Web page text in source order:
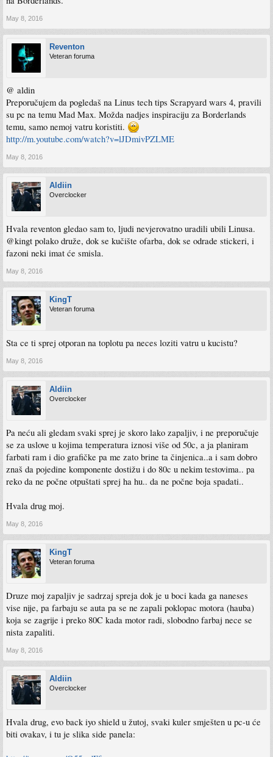
May 8, 2016
Reventon
Veteran foruma
@ aldin
Preporučujem da pogledaš na Linus tech tips Scrapyard wars 4, pravili
su pc na temu Mad Max. Možda nadjes inspiraciju za Borderlands
temu, samo nemoj vatru koristiti.
http://m.youtube.com/watch?v=lJDmivPZLME
May 8, 2016
Aldiin
Overclocker
Hvala reventon gledao sam to, ljudi nevjerovatno uradili ubili Linusa.
@kingt polako druže, dok se kučište ofarba, dok se odrade stickeri, i
fazoni neki imat će smisla.
May 8, 2016
KingT
Veteran foruma
Sta ce ti sprej otporan na toplotu pa neces loziti vatru u kucistu?
May 8, 2016
Aldiin
Overclocker
Pa neću ali gledam svaki sprej je skoro lako zapaljiv, i ne preporučuje
se za uslove u kojima temperatura iznosi više od 50c, a ja planiram
farbati ram i dio grafičke pa me zato brine ta činjenica..a i sam dobro
znaš da pojedine komponente dostižu i do 80c u nekim testovima.. pa
reko da ne počne otpuštati sprej ha hu.. da ne počne boja spadati..
Hvala drug moj.
May 8, 2016
KingT
Veteran foruma
Druze moj zapaljiv je sadrzaj spreja dok je u boci kada ga naneses
vise nije, pa farbaju se auta pa se ne zapali poklopac motora (hauba)
koja se zagrije i preko 80C kada motor radi, slobodno farbaj nece se
nista zapaliti.
May 8, 2016
Aldiin
Overclocker
Hvala drug, evo back iyo shield u žutoj, svaki kuler smješten u pc-u će
biti ovakav, i tu je slika side panela: